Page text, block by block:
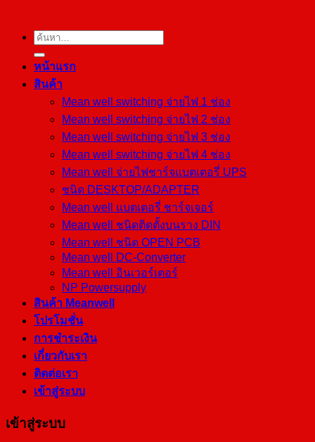
ค้นหา:
หน้าแรก
สินค้า
Mean well switching จ่ายไฟ 1 ช่อง
Mean well switching จ่ายไฟ 2 ช่อง
Mean well switching จ่ายไฟ 3 ช่อง
Mean well switching จ่ายไฟ 4 ช่อง
Mean well จ่ายไฟชาร์จแบตเตอรี่ UPS
ชนิด DESKTOP/ADAPTER
Mean well แบตเตอรี่ ชาร์จเจอร์
Mean well ชนิดติดตั้งบนราง DIN
Mean well ชนิด OPEN PCB
Mean well DC-Converter
Mean well อินเวอร์เตอร์
NP Powersupply
สินค้า Meanwell
โปรโมชั่น
การชำระเงิน
เกี่ยวกับเรา
ติดต่อเรา
เข้าสู่ระบบ
เข้าสู่ระบบ